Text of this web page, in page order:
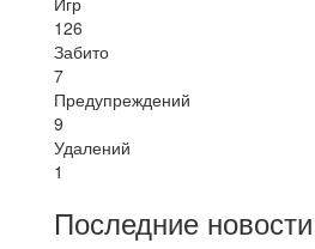
126
Забито
7
Предупреждений
9
Удалений
1
Последние новости